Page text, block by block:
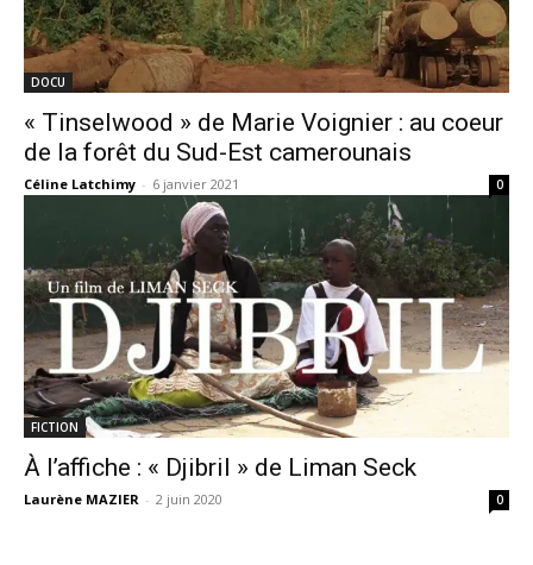
DOCU
« Tinselwood » de Marie Voignier : au coeur
de la forêt du Sud-Est camerounais
Céline Latchimy - 6 janvier 2021 0
FICTION
À l’affiche : « Djibril » de Liman Seck
Laurène MAZIER - 2 juin 2020 0